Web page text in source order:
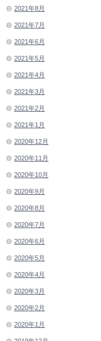
2021年8月
2021年7月
2021年6月
2021年5月
2021年4月
2021年3月
2021年2月
2021年1月
2020年12月
2020年11月
2020年10月
2020年9月
2020年8月
2020年7月
2020年6月
2020年5月
2020年4月
2020年3月
2020年2月
2020年1月